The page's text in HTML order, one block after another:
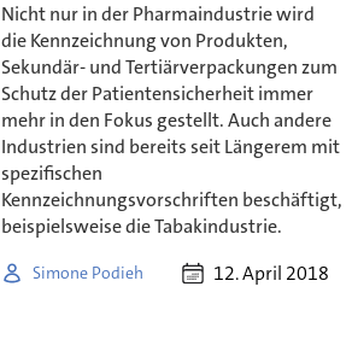
Nicht nur in der Pharmaindustrie wird
die Kennzeichnung von Produkten,
Sekundär- und Tertiärverpackungen zum
Schutz der Patientensicherheit immer
mehr in den Fokus gestellt. Auch andere
Industrien sind bereits seit Längerem mit
spezifischen
Kennzeichnungsvorschriften beschäftigt,
beispielsweise die Tabakindustrie.
Simone Podieh 12. April 2018